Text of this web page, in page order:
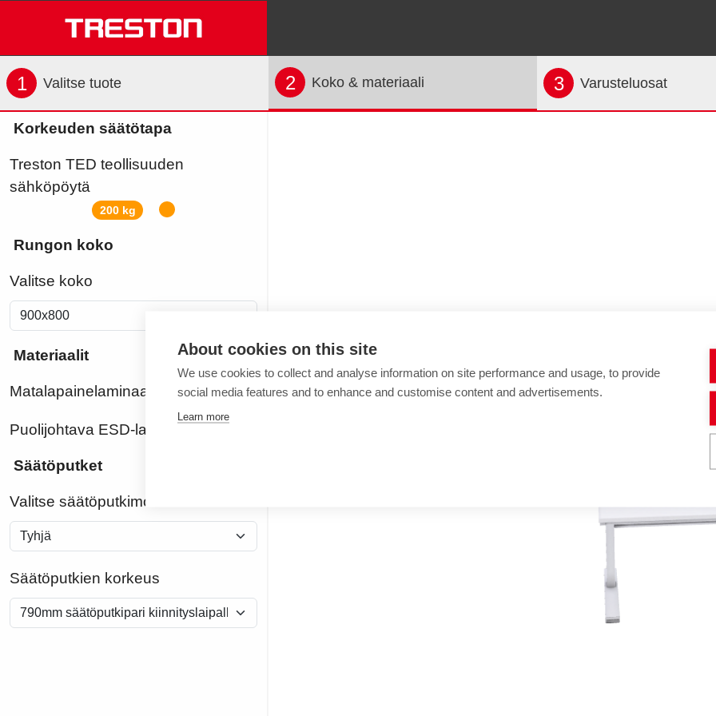
1 Valitse tuote 2 Koko & materiaali 3 Varusteluosat
Korkeuden säätötapa
Treston TED teollisuuden
sähköpöytä
200 kg
Rungon koko
Valitse koko
Materiaalit
Matalapainelaminaatti
Puolijohtava ESD-laminaatti
Säätöputket
Valitse säätöputkimoduulit
Säätöputkien korkeus
About cookies on this site
We use cookies to collect and analyse information on site performance and usage, to provide
social media features and to enhance and customise content and advertisements.
Learn more